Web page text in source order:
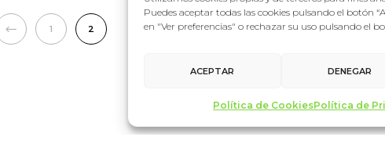
Puedes aceptar todas las cookies pulsando el botón
en "Ver preferencias" o rechazar su uso pulsando el
ACEPTAR DENEGAR
Política de CookiesPolítica de
1 2